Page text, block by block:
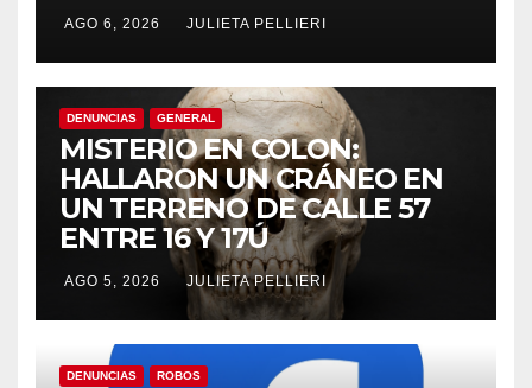
AGO 6, 2026 JULIETA PELLIERI
DENUNCIAS GENERAL
MISTERIO EN COLON:
HALLARON UN CRÁNEO EN
UN TERRENO DE CALLE 57
ENTRE 16 Y 17Ú
AGO 5, 2026 JULIETA PELLIERI
DENUNCIAS ROBOS